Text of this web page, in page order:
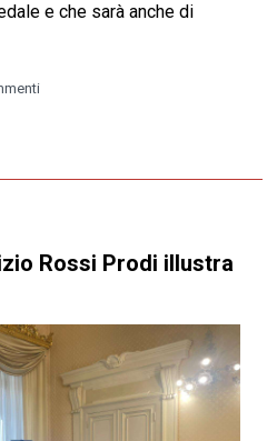
e che sarà anche di
Rossi Prodi illustra